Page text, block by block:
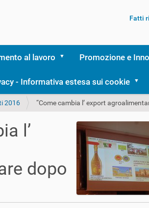
Fatti
al lavoro Promozione e
- Informativa estesa sui cookie
2016 “Come cambia l’ export
l’
dopo